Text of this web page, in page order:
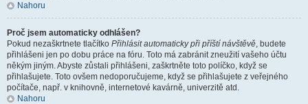
Nahoru
Proč jsem automaticky odhlášen?
Pokud nezaškrtnete tlačítko Přihlásit automaticky při příští návštěvě, budete
přihlášeni jen po dobu práce na fóru. Toto má zabránit zneužití vašeho účtu
někým jiným. Abyste zůstali přihlášeni, zaškrtněte toto políčko, když se
přihlašujete. Toto ovšem nedoporučujeme, když se přihlašujete z veřejného
počítače, např. v knihovně, internetové kavárně, univerzitě atd.
Nahoru